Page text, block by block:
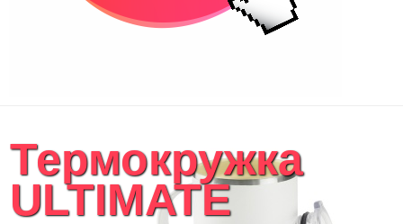
Термокружка
ULTIMATE